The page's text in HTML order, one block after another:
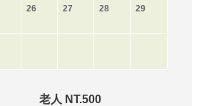
26 27 28 29
老人 NT.500